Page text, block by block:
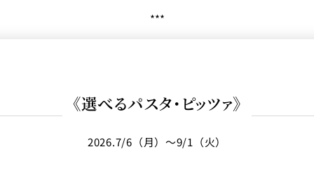
***
《選べるパスタ・ピッツァ》
2026.7/6（月）～9/1（火）